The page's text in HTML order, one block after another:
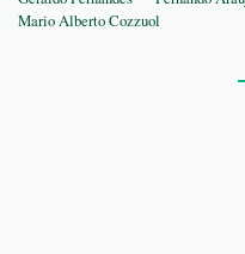
Mario Alberto Cozzuol